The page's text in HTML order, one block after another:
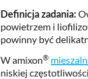
Definicja zadania:
powietrzem i
powinny być
W amixon®
niskiej